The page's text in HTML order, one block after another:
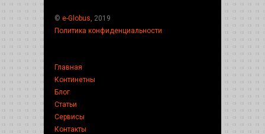
© e-Globus , 2019
Политика конфиденциальности
Главная
Континетны
Блог
Статьи
Сервисы
Контакты